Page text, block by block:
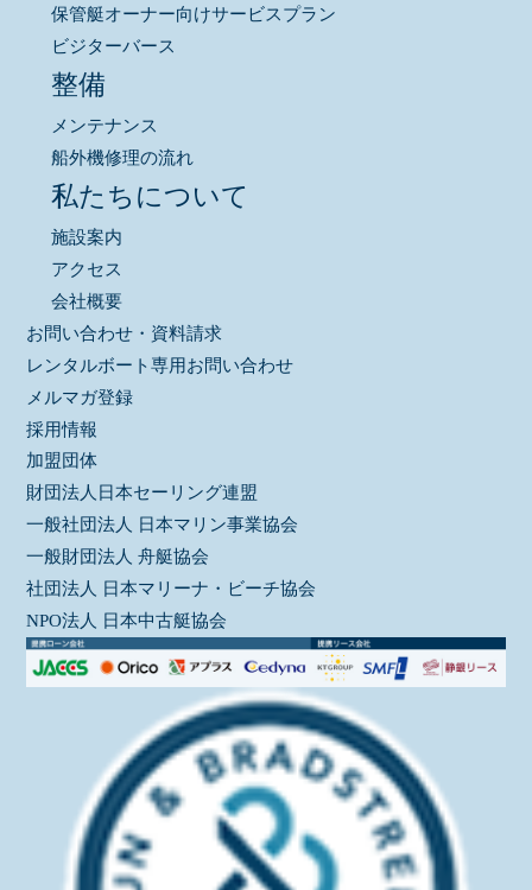
保管艇オーナー向けサービスプラン
ビジターバース
整備
メンテナンス
船外機修理の流れ
私たちについて
施設案内
アクセス
会社概要
お問い合わせ・資料請求
レンタルボート専用お問い合わせ
メルマガ登録
採用情報
加盟団体
財団法人日本セーリング連盟
一般社団法人 日本マリン事業協会
一般財団法人 舟艇協会
社団法人 日本マリーナ・ビーチ協会
NPO法人 日本中古艇協会